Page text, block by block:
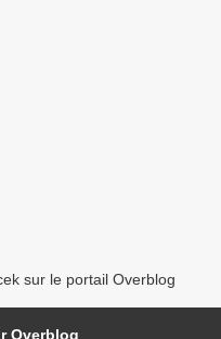
sur le portail Overblog
Overblog